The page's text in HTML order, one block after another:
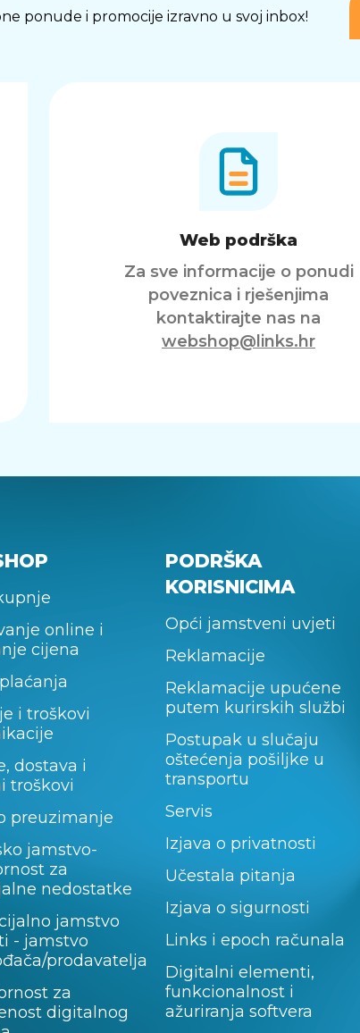
ponude i promocije izravno u svoj inbox!
Web podrška
Za sve informacije o ponudi
poveznica i rješenjima
kontaktirajte nas na
webshop@links.hr
online i
cijena
i troškovi
dostava i
troškovi
preuzimanje
jamstvo-
za
nedostatke
jamstvo
- jamstvo
prodavatelja
za
digitalnog
PODRŠKA
KORISNICIMA
Opći jamstveni uvjeti
Reklamacije
Reklamacije upućene
putem kurirskih službi
Postupak u slučaju
oštećenja pošiljke u
transportu
Servis
Izjava o privatnosti
Učestala pitanja
Izjava o sigurnosti
Links i epoch računala
Digitalni elementi,
funkcionalnost i
ažuriranja softvera